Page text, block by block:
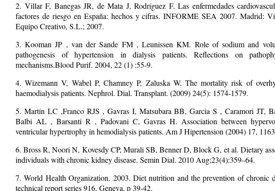
2. Villar F, Banegas JR, de Mata J, Rodríguez F. Las enfermedades
factores de riesgo en España: hechos y cifras. INFORME SEA 2007. Madrid:
Equipo Creativo, S.L.; 2007.
3. Kooman JP , van der Sande FM , Leunissen KM. Role of sodium and
pathogenesis of hypertension in dialysis patients. Reflections on
mechanisms.Blood Purif. 2004, 22 (1) :55-9.
4. Wizemann V, Wabel P, Chamney P, Zaluska W. The mortality risk of
haemodialysis patients. Nephrol. Dial. Transplant. (2009) 24(5): 1574-1579.
5. Martín LC ,Franco RJS , Gavras I, Matsubara BB, Garcia S , Caramori JT,
Balbi AL , Barsanti R , Padovani C, Gavras H. Association between
ventricular hypertrophy in hemodialysis patients. Am J Hipertension (2004) 17,
6. Bross R, Noori N, Kovesdy CP, Murali SB, Benner D, Block G, et al. Dietary
individuals with chronic kidney disease. Semin Dial. 2010 Aug;23(4):359–64.
7. World Health Organization. 2003. Diet nutrition and the prevention of chronic
technical report series 916. Geneva. p 39-42.